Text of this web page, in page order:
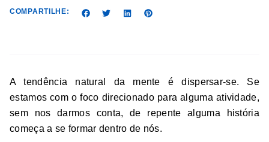
COMPARTILHE:
A tendência natural da mente é dispersar-se. Se
estamos com o foco direcionado para alguma atividade,
sem nos darmos conta, de repente alguma história
começa a se formar dentro de nós.